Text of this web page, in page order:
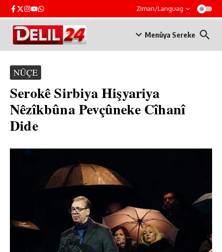
Skip to content Ziman/Languag
Menûya Sereke
NÛÇE
Serokê Sirbiya Hişyariya
Nêzîkbûna Pevçûneke Cîhanî
Dide